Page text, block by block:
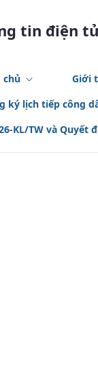
tin điện
chủ Giới
ký lịch tiếp công
KL/TW và Quyết